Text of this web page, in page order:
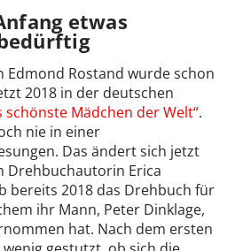
etwas
Edmond Rostand wurde schon
2018 in der deutschen
schönste Mädchen der Welt“.
nie in einer
Das ändert sich jetzt
Drehbuchautorin Erica
bereits 2018 das Drehbuch für
ihr Mann, Peter Dinklage,
hat. Nach dem ersten